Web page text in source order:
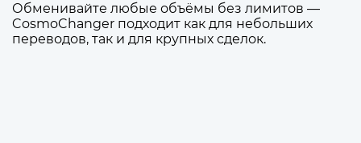
Обменивайте любые объёмы без лимитов —
CosmoChanger подходит как для небольших
переводов, так и для крупных сделок.